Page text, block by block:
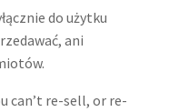
do użytku
ani
can’t re-sell, or re-